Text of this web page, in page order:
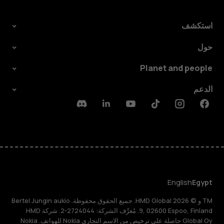
استكشف
حول
Planet and people
الدعم
Facebook
Instagram
Tiktok
Youtube
Linkedin
Discord
Egypt
English
TM و © 2026 HMD Global. جميع الحقوق محفوظة. Bertel Jungin aukio
9, 02600 Espoo, Finland. مُعرِّف الشركة: 2724044-2. شركة HMD
Global Oy حاصلة على ترخيص من الاسم التجاري Nokia للهواتف. Nokia